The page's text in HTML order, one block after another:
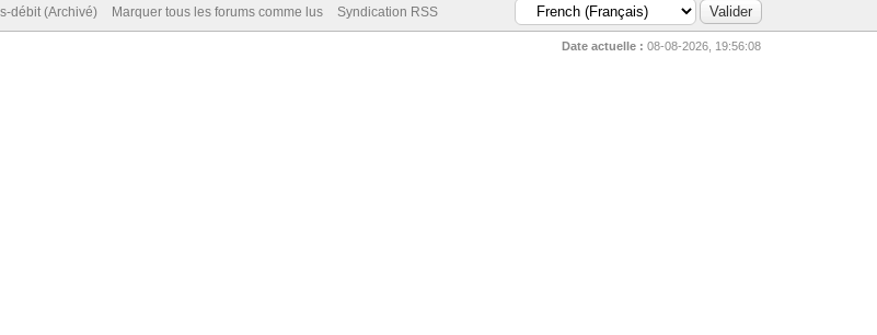
débit (Archivé) Marquer tous les forums comme lus Syndication RSS
Date actuelle : 08-08-2026, 19:56:08